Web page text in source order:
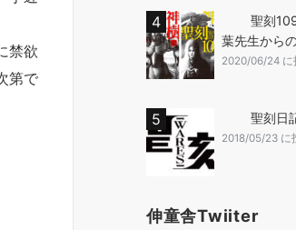
禁欲
第で
聖刻
葉先生から
2020/06/24 に
聖刻日
2018/05/23 に
伸童舎Twiiter